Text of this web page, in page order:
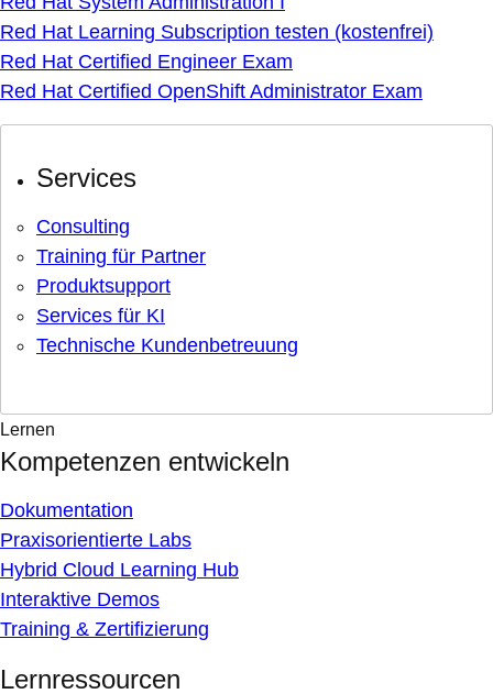
Red Hat Learning Subscription testen (kostenfrei)
Red Hat Certified Engineer Exam
Red Hat Certified OpenShift Administrator Exam
Services
Consulting
Training für Partner
Produktsupport
Services für KI
Technische Kundenbetreuung
Lernen
Kompetenzen entwickeln
Dokumentation
Praxisorientierte Labs
Hybrid Cloud Learning Hub
Interaktive Demos
Training & Zertifizierung
Lernressourcen